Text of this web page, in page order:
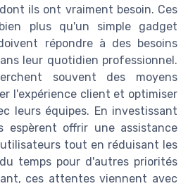
ils ont vraiment besoin. Ces
plus qu'un simple gadget
répondre à des besoins
leur quotidien professionnel.
souvent des moyens
l'expérience client et optimiser
leurs équipes. En investissant
espèrent offrir une assistance
tout en réduisant les
temps pour d'autres priorités
ces attentes viennent avec